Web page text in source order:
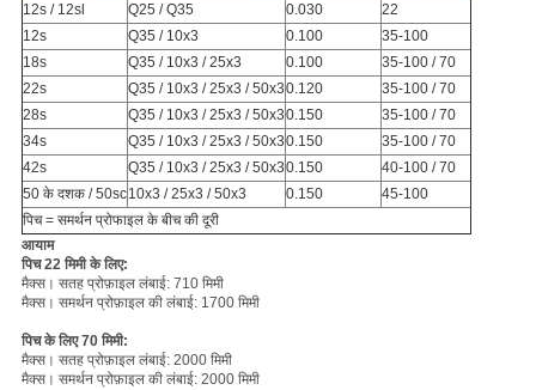
12s / 12sl
Q25 / Q35 0.030
22
12s
Q35 / 10x3 0.100
35-100
18s
Q35 / 10x3 / 25x3 0.100
35-100 / 70
22s
Q35 / 10x3 / 25x3 / 50x30.120
35-100 / 70
28s
Q35 / 10x3 / 25x3 / 50x30.150
35-100 / 70
34s
Q35 / 10x3 / 25x3 / 50x30.150
35-100 / 70
42s
Q35 / 10x3 / 25x3 / 50x30.150
40-100 / 70
50 के दशक / 50sc10x3 / 25x3 / 50x3 0.150
45-100
पिच = समर्थन प्रोफाइल के बीच की दूरी
आयाम
पिच 22 मिमी के लिए:
मैक्स। सतह प्रोफ़ाइल लंबाई: 710 मिमी
मैक्स। समर्थन प्रोफ़ाइल की लंबाई: 1700 मिमी
पिच के लिए 70 मिमी:
मैक्स। सतह प्रोफ़ाइल लंबाई: 2000 मिमी
मैक्स। समर्थन प्रोफ़ाइल की लंबाई: 2000 मिमी